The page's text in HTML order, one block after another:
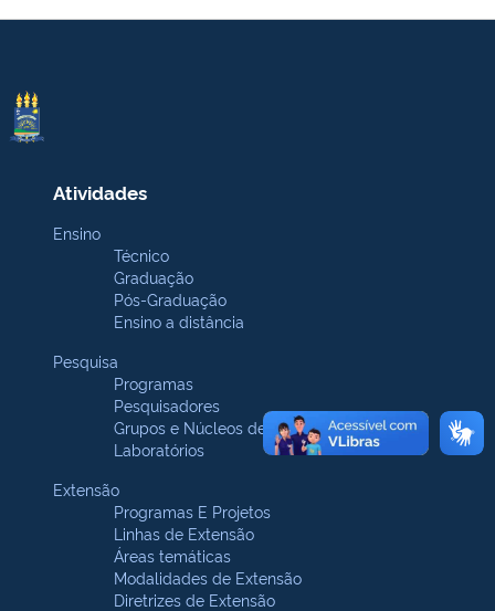
Atividades
Ensino
Técnico
Graduação
Pós-Graduação
Ensino a distância
Pesquisa
Programas
Pesquisadores
Grupos e Núcleos de pesquisa
Laboratórios
Extensão
Programas E Projetos
Linhas de Extensão
Áreas temáticas
Modalidades de Extensão
Diretrizes de Extensão